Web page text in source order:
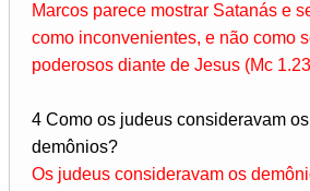
Marcos parece mostrar Satanás e
como inconvenientes, e não como
poderosos diante de Jesus (Mc
4 Como os judeus consideravam
demônios?
Os judeus consideravam os